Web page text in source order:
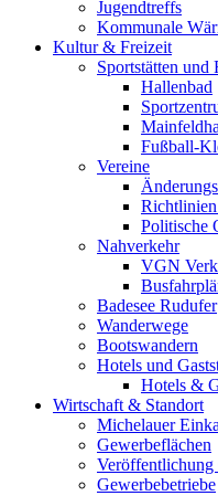
Jugendtreffs
Kommunale
Kultur & Freizeit
Sportstätten und
Hallenbad
Fußball-
Vereine
Politische
Nahverkehr
VGN
Badesee Rudufer
Wanderwege
Bootswandern
Hotels und
Hotels &
Wirtschaft & Standort
Michelauer
Gewerbeflächen
Veröffentlichung
Gewerbebetriebe